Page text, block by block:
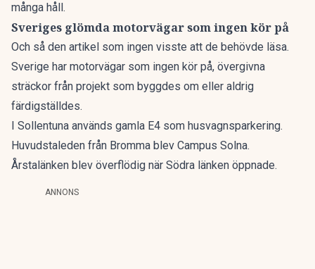
många håll.
Sveriges glömda motorvägar som ingen kör på
Och så den artikel som ingen visste att de behövde läsa.
Sverige har motorvägar som ingen kör på, övergivna
sträckor från projekt som byggdes om eller aldrig
färdigställdes.
I Sollentuna används gamla E4 som husvagnsparkering.
Huvudstaleden från Bromma blev Campus Solna.
Årstalänken blev överflödig när Södra länken öppnade.
ANNONS